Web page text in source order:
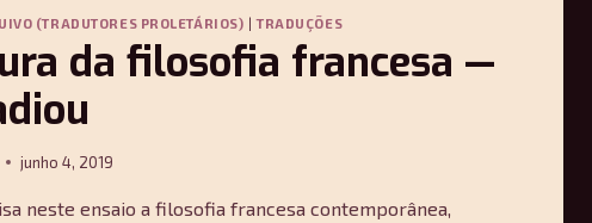
(TRADUTORES PROLETÁRIOS) |TRADUÇÕES
da filosofia francesa —
junho 4, 2019
neste ensaio a filosofia francesa contemporânea,